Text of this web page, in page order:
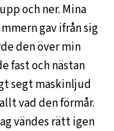
och ner. Mina
gav ifrån sig
den över min
fast och nästan
segt maskinljud
vad den förmår.
vändes rätt igen